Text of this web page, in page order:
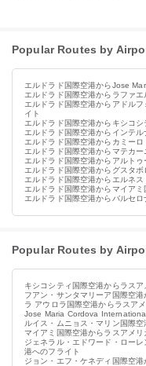
Popular Routes by
エルドラド国際空港からJose
エルドラド国際空港からラファ
エルドラド国際空港からアドル
イト
エルドラド国際空港からキシコ
エルドラド国際空港からインテ
エルドラド国際空港からカミー
エルドラド国際空港からマテカ
エルドラド国際空港からアルト
エルドラド国際空港からグスタ
エルドラド国際空港からエルネ
エルドラド国際空港からマイアミ
エルドラド国際空港からバルセ
Popular Routes by
キシコシティ国際空港からラス
フアン・サンタマリーア国際空
ラ アウロラ国際空港からラスア
Jose Maria Cordova
ルイス・ムニョス・マリン国際
マイアミ国際空港からラスアメ
ジェネラル・エドワード・ロー
港へのフライト
ジョン・エフ・ケネディ国際空